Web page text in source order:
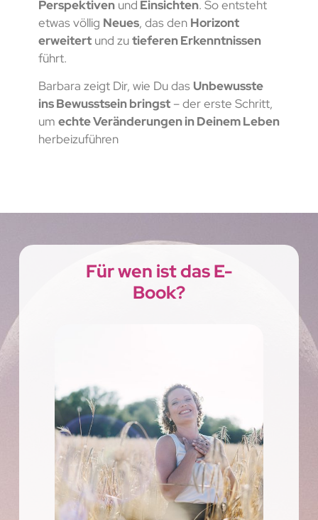
Perspektivenund Einsichten. So entsteht
etwas völlig Neues, das den Horizont
erweitertund zutieferen Erkenntnissen
führt.
Barbara zeigt Dir, wie Du das Unbewusste
ins Bewusstsein bringst– der erste Schritt,
um echte Veränderungen in Deinem Leben
herbeizuführen
Für wen ist das E-
Book?